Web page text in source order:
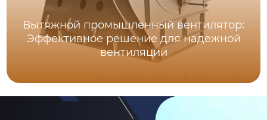
Вытяжной промышленный вентилятор:
Эффективное решение для надежной
вентиляции